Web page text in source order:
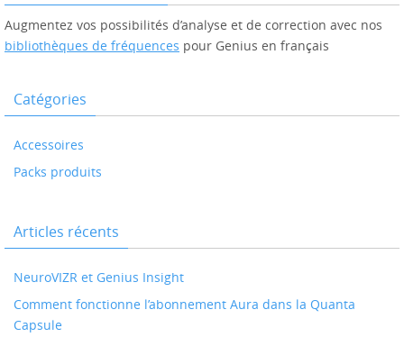
Augmentez vos possibilités d’analyse et de correction avec nos
bibliothèques de fréquences pour Genius en français
Catégories
Accessoires
Packs produits
Articles récents
NeuroVIZR et Genius Insight
Comment fonctionne l’abonnement Aura dans la Quanta
Capsule